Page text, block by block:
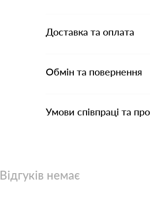
Доставка та оплата
Обмін та повернення
Умови співпраці та
Відгуків немає